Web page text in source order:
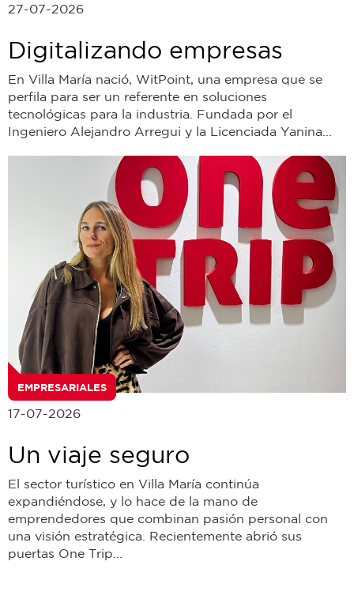
27-07-2026
Digitalizando empresas
En Villa María nació, WitPoint, una empresa que se
perfila para ser un referente en soluciones
tecnológicas para la industria. Fundada por el
Ingeniero Alejandro Arregui y la Licenciada Yanina...
EMPRESARIALES
17-07-2026
Un viaje seguro
El sector turístico en Villa María continúa
expandiéndose, y lo hace de la mano de
emprendedores que combinan pasión personal con
una visión estratégica. Recientemente abrió sus
puertas One Trip...